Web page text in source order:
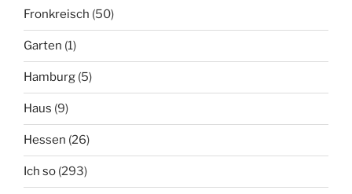
Fronkreisch (50)
Garten (1)
Hamburg (5)
Haus (9)
Hessen (26)
Ich so (293)